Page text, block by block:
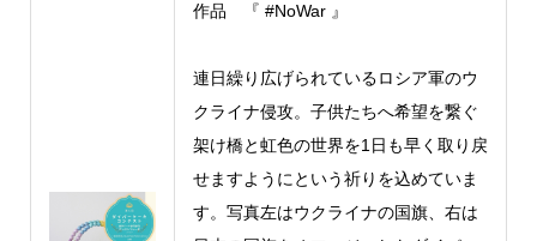
作品 『 #NoWar』
連日繰り広げられているロシア軍のウ
クライナ侵攻。 子供たちへ希望を繋ぐ
架け橋と虹色の世界を1日も早く取り戻
せますようにという祈りを込めていま
す。 写真左はウクライナの国旗、 右は